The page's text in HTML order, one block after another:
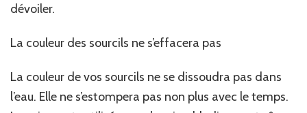
dévoiler.
La couleur des sourcils ne s’effacera pas
La couleur de vos sourcils ne se dissoudra pas dans
l’eau. Elle ne s’estompera pas non plus avec le temps.